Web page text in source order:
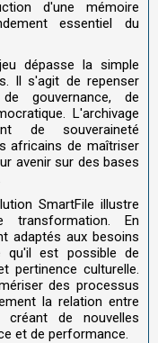
d'une mémoire
essentiel du
dépasse la simple
Il s'agit de repenser
gouvernance, de
L'archivage
de souveraineté
africains de maîtriser
avenir sur des bases
SmartFile illustre
transformation. En
adaptés aux besoins
qu'il est possible de
pertinence culturelle.
des processus
la relation entre
de nouvelles
et de performance.